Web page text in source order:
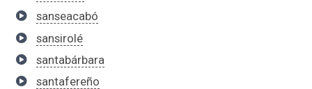
sanseacabó
sansirolé
santabárbara
santafereño